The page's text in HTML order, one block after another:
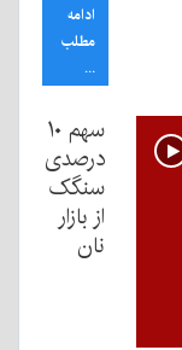
ادامه
مطلب
...
سهم ۱۰
درصدی
سنگک
از بازار
نان